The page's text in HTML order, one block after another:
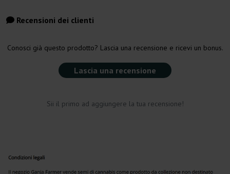
Recensioni dei clienti
Conosci già questo prodotto? Lascia una recensione e ricevi un bonus.
Lascia una recensione
Sii il primo ad aggiungere la tua recensione!